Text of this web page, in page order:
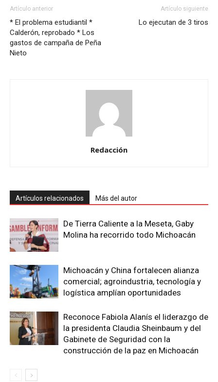
Artículo anterior
* El problema estudiantil *
Calderón, reprobado * Los
gastos de campaña de Peña
Nieto
Artículo siguiente
Lo ejecutan de 3 tiros
Redacción
Artículos relacionados Más del autor
De Tierra Caliente a la Meseta, Gaby
Molina ha recorrido todo Michoacán
Michoacán y China fortalecen alianza
comercial; agroindustria, tecnología y
logística amplían oportunidades
Reconoce Fabiola Alanís el liderazgo de
la presidenta Claudia Sheinbaum y del
Gabinete de Seguridad con la
construcción de la paz en Michoacán